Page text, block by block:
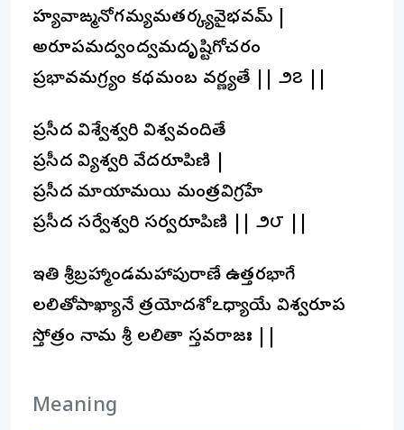
హ్యవాఙ్మనోగమ్యమతర్క్యవైభవమ్ |
అరూపమద్వంద్వమదృష్టిగోచరం
ప్రభావమగ్ర్యం కథమంబ వర్ణ్యతే || ౨౭ ||
ప్రసీద విశ్వేశ్వరి విశ్వవందితే
ప్రసీద విద్యేశ్వరి వేదరూపిణి |
ప్రసీద మాయామయి మంత్రవిగ్రహే
ప్రసీద సర్వేశ్వరి సర్వరూపిణి || ౨౮ ||
ఇతి శ్రీబ్రహ్మాండమహాపురాణే ఉత్తరభాగే
లలితోపాఖ్యానే త్రయోదశోఽధ్యాయే విశ్వరూప
స్తోత్రం నామ శ్రీ లలితా స్తవరాజః ||
Meaning